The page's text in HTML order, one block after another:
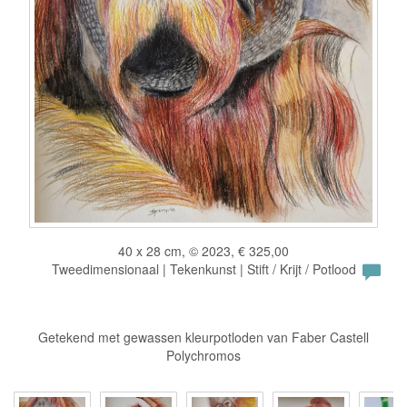
40 x 28 cm, © 2023, € 325,00
Tweedimensionaal | Tekenkunst | Stift / Krijt / Potlood
Getekend met gewassen kleurpotloden van Faber Castell
Polychromos